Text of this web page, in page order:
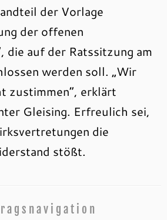
der Vorlage
der offenen
die auf der Ratssitzung am
werden soll. „Wir
zustimmen“, erklärt
Gleising. Erfreulich sei,
die
stößt.